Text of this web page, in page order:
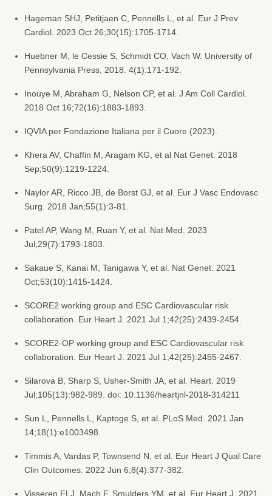
Hageman SHJ, Petitjaen C, Pennells L, et al. Eur J Prev
Cardiol. 2023 Oct 26;30(15):1705-1714.
Huebner M, le Cessie S, Schmidt CO, Vach W. University of
Pennsylvania Press, 2018. 4(1):171-192.
Inouye M, Abraham G, Nelson CP, et al. J Am Coll Cardiol.
2018 Oct 16;72(16):1883-1893.
IQVIA per Fondazione Italiana per il Cuore (2023).
Khera AV, Chaffin M, Aragam KG, et al Nat Genet. 2018
Sep;50(9):1219-1224.
Naylor AR, Ricco JB, de Borst GJ, et al. Eur J Vasc Endovasc
Surg. 2018 Jan;55(1):3-81.
Patel AP, Wang M, Ruan Y, et al. Nat Med. 2023
Jul;29(7):1793-1803.
Sakaue S, Kanai M, Tanigawa Y, et al. Nat Genet. 2021
Oct;53(10):1415-1424.
SCORE2 working group and ESC Cardiovascular risk
collaboration. Eur Heart J. 2021 Jul 1;42(25):2439-2454.
SCORE2-OP working group and ESC Cardiovascular risk
collaboration. Eur Heart J. 2021 Jul 1;42(25):2455-2467.
Silarova B, Sharp S, Usher-Smith JA, et al. Heart. 2019
Jul;105(13):982-989. doi: 10.1136/heartjnl-2018-314211
Sun L, Pennells L, Kaptoge S, et al. PLoS Med. 2021 Jan
14;18(1):e1003498.
Timmis A, Vardas P, Townsend N, et al. Eur Heart J Qual Care
Clin Outcomes. 2022 Jun 6;8(4):377-382.
Visseren FLJ, Mach F, Smulders YM, et al. Eur Heart J. 2021